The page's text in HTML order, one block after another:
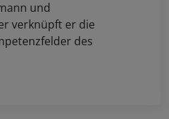
und
verknüpft er die
des